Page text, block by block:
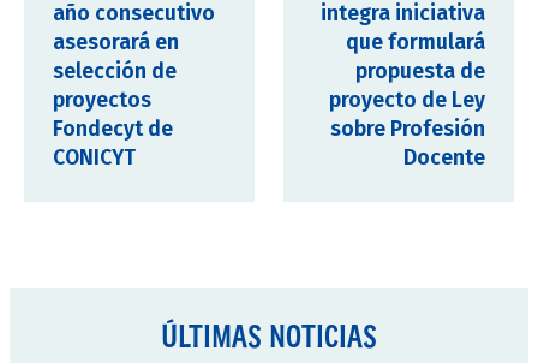
año consecutivo
asesorará en
selección de
proyectos
Fondecyt de
CONICYT
integra iniciativa
que formulará
propuesta de
proyecto de Ley
sobre Profesión
Docente
ÚLTIMAS NOTICIAS